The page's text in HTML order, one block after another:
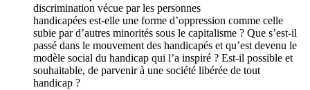
discrimination vécue par les personnes
handicapées est-elle une forme d’oppression comme celle
subie par d’autres minorités sous le capitalisme ? Que s’est-il
passé dans le mouvement des handicapés et qu’est devenu le
modèle social du handicap qui l’a inspiré ? Est-il possible et
souhaitable, de parvenir à une société libérée de tout
handicap ?